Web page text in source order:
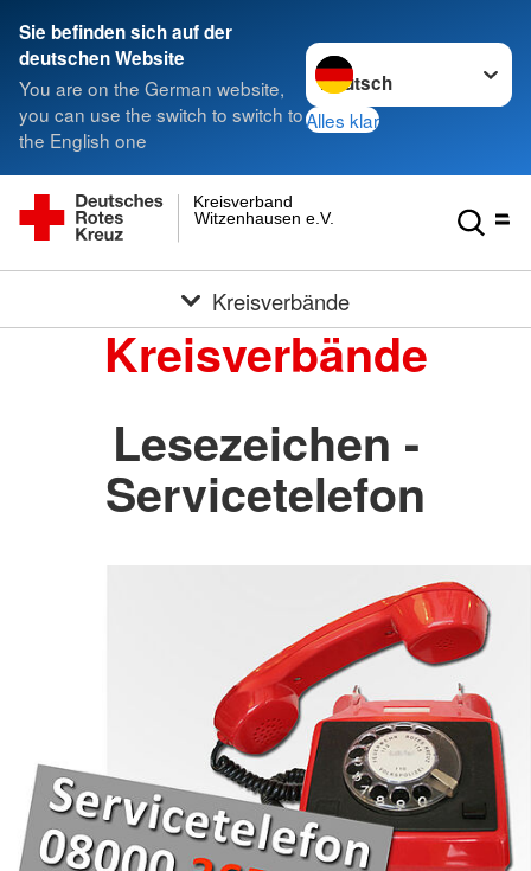
Sie befinden sich auf der
deutschen Website
You are on the German website,
you can use the switch to switch to
the English one
Sprache wechseln zu
Alles klar
Witzenhausen e.V.
Kreisverband
Kreisverbände
Kreisverbände
Lesezeichen -
Servicetelefon